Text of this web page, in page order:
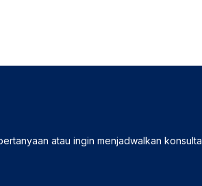
atau ingin menjadwalkan